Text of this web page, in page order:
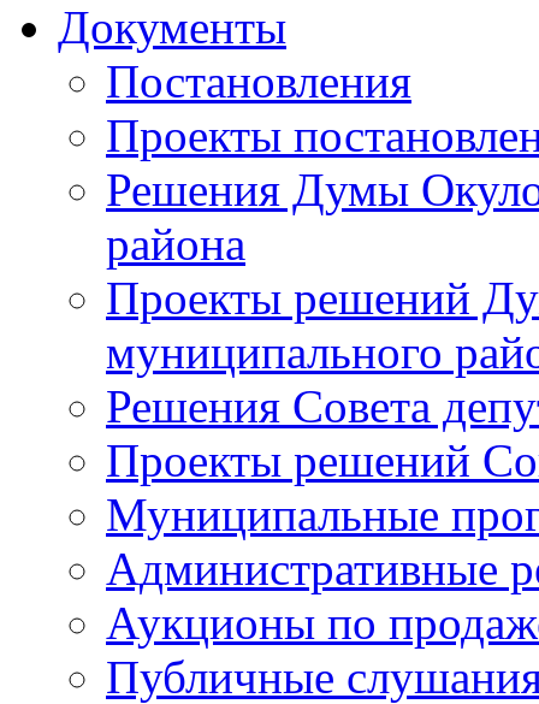
Документы
Постановления
Проекты
Решения Думы
района
Проекты решений
муниципального
Решения Совета
Проекты решений
Муниципальные
Административные
Аукционы по
Публичные